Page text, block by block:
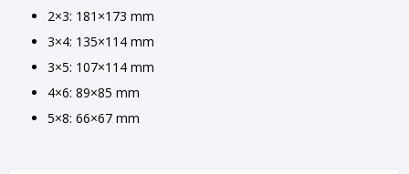
2×3: 181×173 mm
3×4: 135×114 mm
3×5: 107×114 mm
4×6: 89×85 mm
5×8: 66×67 mm